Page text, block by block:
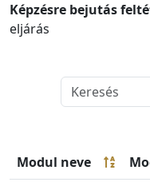
Képzésre bejutás
eljárás
Modul neve